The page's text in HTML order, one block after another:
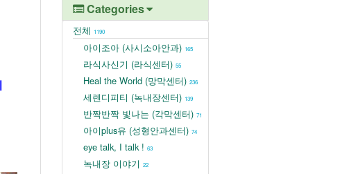
Categories
전체 1190
아이조아 (사시소아안과) 165
라식사신기 (라식센터) 55
Heal the World (망막센터) 236
세렌디피티 (녹내장센터) 139
반짝반짝 빛나는 (각막센터) 71
아이plus유 (성형안과센터) 74
eye talk, I talk ! 63
녹내장 이야기 22